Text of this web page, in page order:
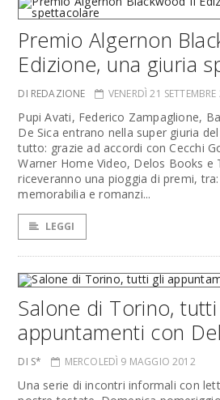
Premio Algernon
Edizione, una giuria
DI REDAZIONE VENERDÌ 21
Pupi Avati, Federico Zampaglione,
De Sica entrano nella super giuria
tutto: grazie ad accordi con Cecchi
Warner Home Video, Delos Books e
riceveranno una pioggia di premi,
memorabilia e romanzi...
LEGGI
Salone di Torino, tutti
appuntamenti con
DI S* MERCOLEDÌ 9 MAGGIO 2012
Una serie di incontri informali con